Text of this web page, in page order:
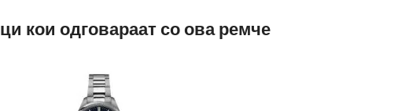
кои одговараат со ова ремче